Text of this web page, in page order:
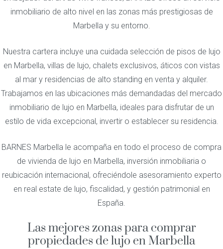
inmobiliario de alto nivel en las zonas más prestigiosas de
Marbella y su entorno.
Nuestra cartera incluye una cuidada selección de pisos de lujo
en Marbella, villas de lujo, chalets exclusivos, áticos con vistas
al mar y residencias de alto standing en venta y alquiler.
Trabajamos en las ubicaciones más demandadas del mercado
inmobiliario de lujo en Marbella, ideales para disfrutar de un
estilo de vida excepcional, invertir o establecer su residencia.
BARNES Marbella le acompaña en todo el proceso de compra
de vivienda de lujo en Marbella, inversión inmobiliaria o
reubicación internacional, ofreciéndole asesoramiento experto
en real estate de lujo, fiscalidad, y gestión patrimonial en
España.
Las mejores zonas para comprar
propiedades de lujo en Marbella